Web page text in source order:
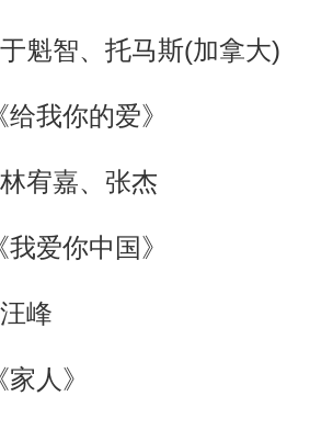
智、托马斯(加拿大)
我你的爱》
嘉、张杰
爱你中国》
峰
人》